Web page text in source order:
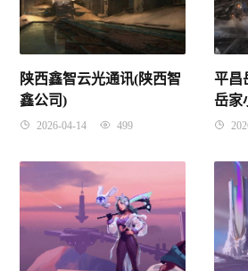
陕西鑫智云光通讯(陕西智
鑫公司)
2026-04-14 499
平昌
岳家
手机